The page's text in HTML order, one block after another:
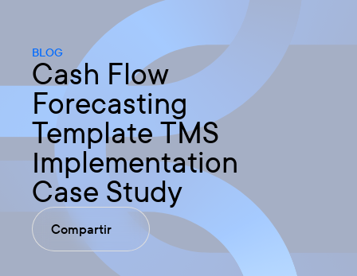
BLOG
Cash Flow
Forecasting
Template TMS
Implementation
Case Study
Compartir